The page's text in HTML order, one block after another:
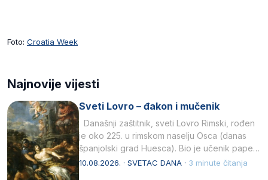
Foto: Croatia Week
Najnovije vijesti
Sveti Lovro – đakon i mučenik
Današnji zaštitnik, sveti Lovro Rimski, rođen
je oko 225. u rimskom naselju Osca (danas
španjolski grad Huesca). Bio je učenik pape…
10.08.2026. · SVETAC DANA · 3 minute čitanja